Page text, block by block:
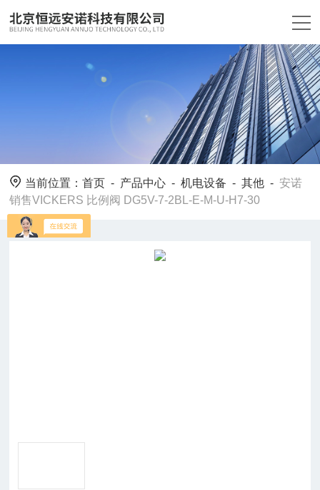
当前位置：首页 - 产品中心 -机电设备 -其他 -安诺
销售VICKERS 比例阀 DG5V-7-2BL-E-M-U-H7-30